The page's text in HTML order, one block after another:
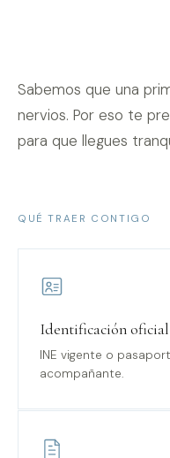
Sabemos que una
nervios. Por eso te
para que llegues
QUÉ TRAER CONTIGO
Identificación oficial
INE vigente o
acompañante.